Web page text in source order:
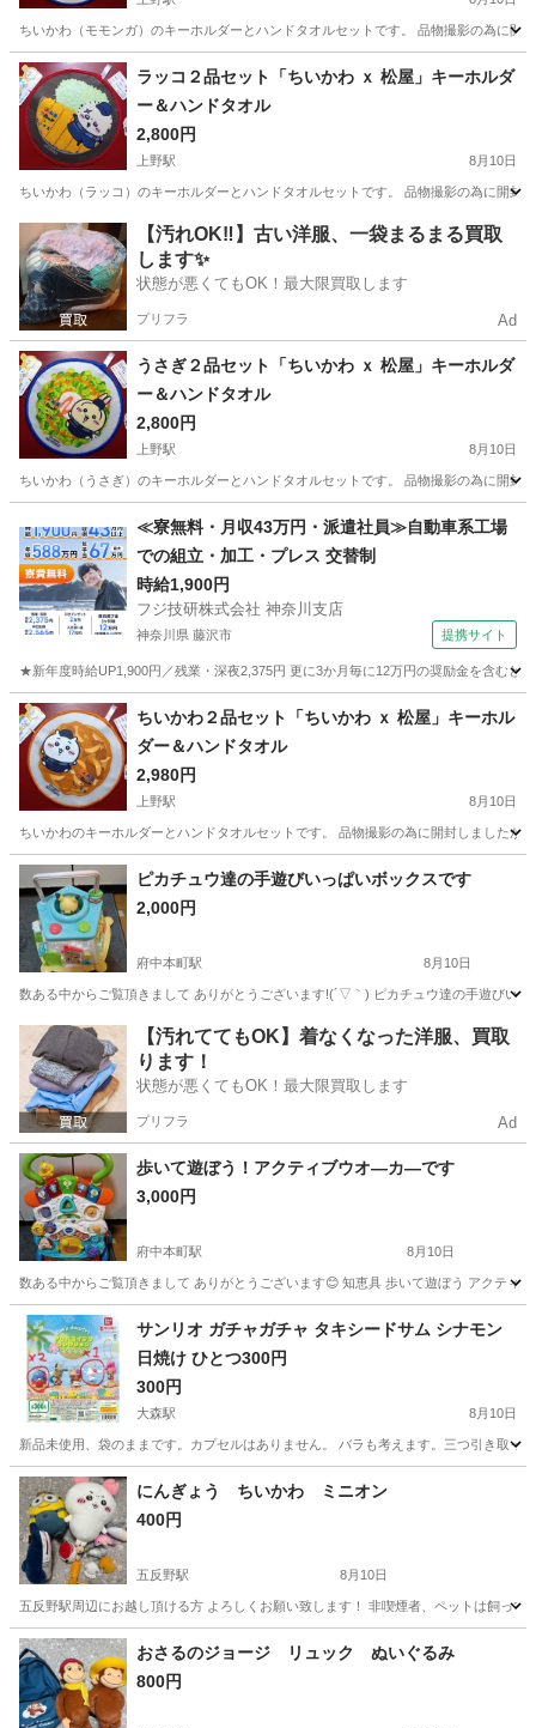
ちいかわ（モモンガ）のキーホルダーとハンドタオルセットです。 品物撮影の為に
東京 台東区 その他 ハンドタオル
ラッコ２品セット「ちいかわ ｘ 松屋」キーホルダ
ー＆ハンドタオル
2,800円
上野駅 8月10日
ちいかわ（ラッコ）のキーホルダーとハンドタオルセットです。 品物撮影の為に開
東京 台東区 上野駅 その他 ハンドタオル
【汚れOK‼️】古い洋服、一袋まるまる買取
します✨
状態が悪くてもOK！最大限買取します
プリフラ Ad
うさぎ２品セット「ちいかわ ｘ 松屋」キーホルダ
ー＆ハンドタオル
2,800円
上野駅 8月10日
ちいかわ（うさぎ）のキーホルダーとハンドタオルセットです。 品物撮影の為に開
上野駅 その他 ハンドタオル
≪寮無料・月収43万円・派遣社員≫自動車系工場
での組立・加工・プレス 交替制
時給1,900円
フジ技研株式会社 神奈川支店
神奈川県 藤沢市 提携サイト
★新年度時給UP1,900円／残業・深夜2,375円 更に3か月毎に12万円の奨励金を含む
神奈川 藤沢市 その他
ちいかわ２品セット「ちいかわ ｘ 松屋」キーホル
ダー＆ハンドタオル
2,980円
上野駅 8月10日
ちいかわのキーホルダーとハンドタオルセットです。 品物撮影の為に開封しました
東京 台東区 上野駅 その他 ちい
ピカチュウ達の手遊びいっぱいボックスです
2,000円
府中本町駅 8月10日
数ある中からご覧頂きまして ありがとうございます!(´▽｀) ピカチュウ達の手遊びい
東京 府中市 府中本町駅 おもちゃ ピカチュウ
【汚れててもOK】着なくなった洋服、買取
ります！
状態が悪くてもOK！最大限買取します
プリフラ Ad
歩いて遊ぼう！アクティブウオ―カ―です
3,000円
府中本町駅 8月10日
数ある中からご覧頂きまして ありがとうございます😊 知恵具 歩いて遊ぼう アクテ
東京 府中市 府中本町駅 おもちゃ アクティブ
サンリオ ガチャガチャ タキシードサム シナモン
日焼け ひとつ300円
300円
大森駅 8月10日
新品未使用、袋のままです。カプセルはありません。 バラも考えます。三つ引き取
東京 大田区 大森駅 おもちゃ
にんぎょう ちいかわ ミニオン
400円
五反野駅 8月10日
五反野駅周辺にお越し頂ける方 よろしくお願い致します！ 非喫煙者、ペットは飼っ
東京 足立区 五反野駅 おもちゃ
おさるのジョージ リュック ぬいぐるみ
800円